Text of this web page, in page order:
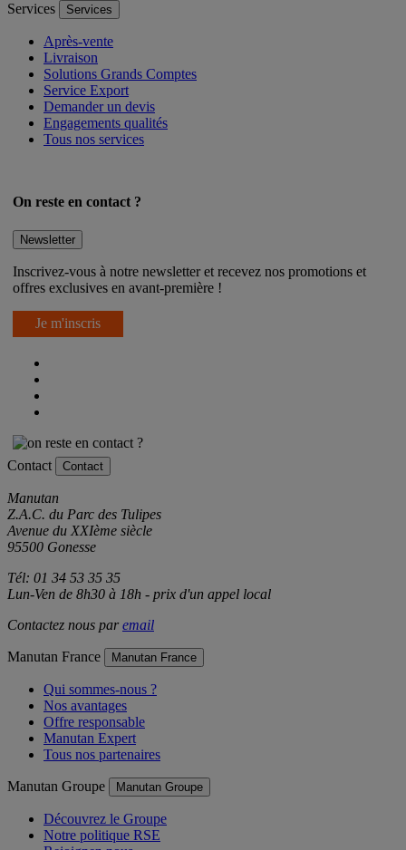
Services Services
Après-vente
Livraison
Solutions Grands Comptes
Service Export
Demander un devis
Engagements qualités
Tous nos services
On reste en contact ?
Newsletter
Inscrivez-vous à notre newsletter et recevez nos promotions et
offres exclusives en avant-première !
Je m'inscris
Contact Contact
Manutan
Z.A.C. du Parc des Tulipes
Avenue du XXIème siècle
95500 Gonesse
Tél: 01 34 53 35 35
Lun-Ven de 8h30 à 18h - prix d'un appel local
Contactez nous paremail
Manutan France Manutan France
Qui sommes-nous ?
Nos avantages
Offre responsable
Manutan Expert
Tous nos partenaires
Manutan Groupe Manutan Groupe
Découvrez le Groupe
Notre politique RSE